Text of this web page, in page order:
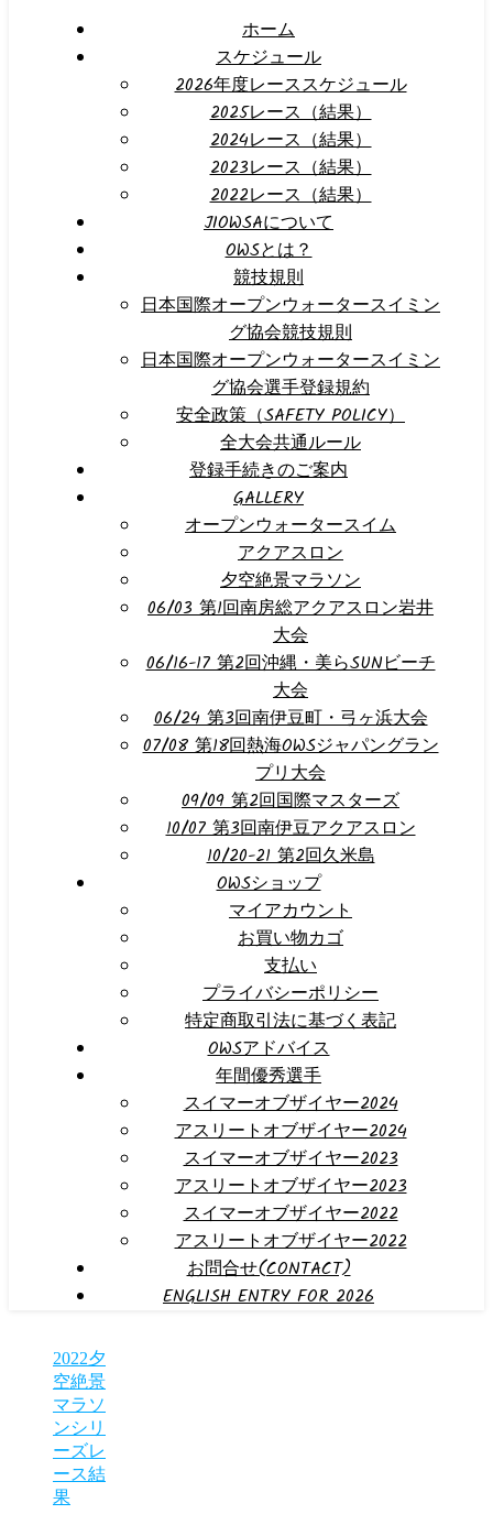
ホーム
スケジュール
2026年度レーススケジュール
2025レース（結果）
2024レース（結果）
2023レース（結果）
2022レース（結果）
JIOWSAについて
OWSとは？
競技規則
日本国際オープンウォータースイミン
グ協会競技規則
日本国際オープンウォータースイミン
グ協会選手登録規約
安全政策（SAFETY POLICY）
全大会共通ルール
登録手続きのご案内
GALLERY
オープンウォータースイム
アクアスロン
夕空絶景マラソン
06/03 第1回南房総アクアスロン岩井
大会
06/16-17 第2回沖縄・美らSUNビーチ
大会
06/24 第3回南伊豆町・弓ヶ浜大会
07/08 第18回熱海OWSジャパングラン
プリ大会
09/09 第2回国際マスターズ
10/07 第3回南伊豆アクアスロン
10/20-21 第2回久米島
OWSショップ
マイアカウント
お買い物カゴ
支払い
プライバシーポリシー
特定商取引法に基づく表記
OWSアドバイス
年間優秀選手
スイマーオブザイヤー2024
アスリートオブザイヤー2024
スイマーオブザイヤー2023
アスリートオブザイヤー2023
スイマーオブザイヤー2022
アスリートオブザイヤー2022
お問合せ(CONTACT)
ENGLISH ENTRY FOR 2026
2022夕
空絶景
マラソ
ンシリ
ーズレ
ース結
果